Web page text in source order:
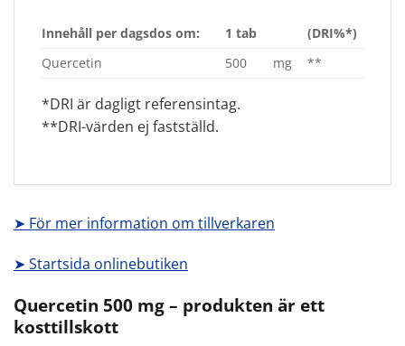
Innehåll per dagsdos om: 1 tab
(DRI%*)
Quercetin
500 mg **
*DRI är dagligt referensintag.
**DRI-värden ej fastställd.
➤ För mer information om tillverkaren
➤ Startsida onlinebutiken
Quercetin 500 mg – produkten är ett
kosttillskott